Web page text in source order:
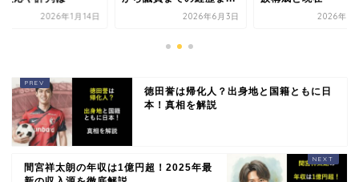
2026年1月14日 2026年6月3日 2026年7
徳田誉は帰化人？出身地と国籍ともに日
本！真相を解説
間宮祥太朗の年収は1億円超！2025年最